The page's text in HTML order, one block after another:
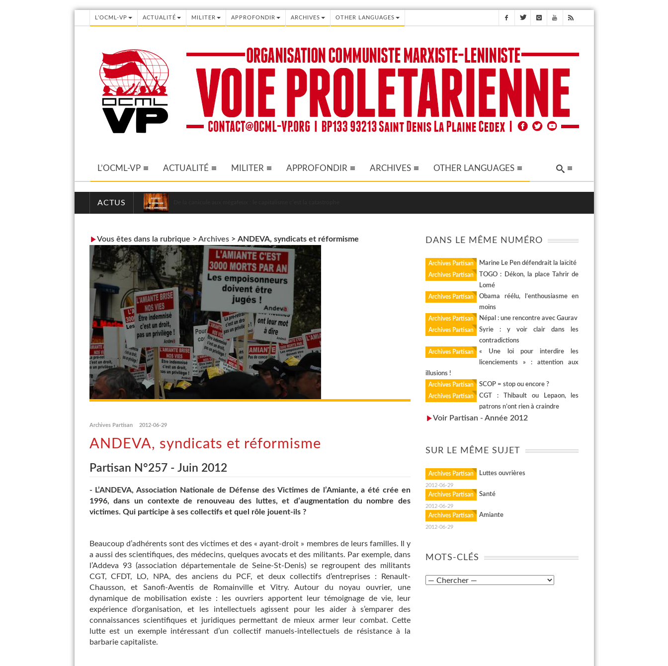
L’OCML-VP ACTUALITÉ MILITER APPROFONDIR ARCHIVES OTHER LANGUAGES
L’OCML-VP ACTUALITÉ MILITER APPROFONDIR ARCHIVES OTHER LANGUAGES
ACTUS
Vous êtes dans la rubrique > Archives> ANDEVA, syndicats et réformisme
Archives Partisan 2012-06-29
ANDEVA, syndicats et réformisme
Partisan N°257 - Juin 2012
- L’ANDEVA, Association Nationale de Défense des Victimes de l’Amiante, a été crée en
1996, dans un contexte de renouveau des luttes, et d’augmentation du nombre des
victimes. Qui participe à ses collectifs et quel rôle jouent-ils ?
Beaucoup d’adhérents sont des victimes et des « ayant-droit » membres de leurs familles. Il y
a aussi des scientifiques, des médecins, quelques avocats et des militants. Par exemple, dans
l’Addeva 93 (association départementale de Seine-St-Denis) se regroupent des militants
CGT, CFDT, LO, NPA, des anciens du PCF, et deux collectifs d’entreprises : Renault-
Chausson, et Sanofi-Aventis de Romainville et Vitry. Autour du noyau ouvrier, une
dynamique de mobilisation existe : les ouvriers apportent leur témoignage de vie, leur
expérience d’organisation, et les intellectuels agissent pour les aider à s’emparer des
connaissances scientifiques et juridiques permettant de mieux armer leur combat. Cette
lutte est un exemple intéressant d’un collectif manuels-intellectuels de résistance à la
barbarie capitaliste.
DANS LE MÊME NUMÉRO
Archives Partisan Marine Le Pen défendrait la laïcité
Archives Partisan
TOGO : Dékon, la place Tahrir de
Lomé
Archives Partisan
Obama réélu, l’enthousiasme en
moins
Archives Partisan Népal : une rencontre avec Gaurav
Archives Partisan
Syrie : y voir clair dans les
contradictions
Archives Partisan
« Une loi pour interdire les
licenciements » : attention aux
illusions !
Archives Partisan SCOP = stop ou encore ?
Archives Partisan
CGT : Thibault ou Lepaon, les
patrons n’ont rien à craindre
Voir Partisan - Année 2012
SUR LE MÊME SUJET
Archives Partisan Luttes ouvrières
2012-06-29
Archives Partisan Santé
2012-06-29
Archives Partisan Amiante
2012-06-29
MOTS-CLÉS